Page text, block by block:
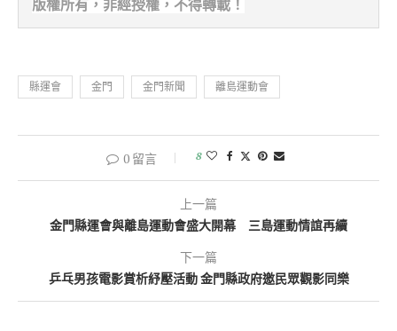
版權所有，非經授權，不得轉載！
縣運會 金門 金門新聞 離島運動會
0 留言 8
上一篇
金門縣運會與離島運動會盛大開幕 三島運動情誼再續
下一篇
乒乓男孩電影賞析紓壓活動 金門縣政府邀民眾觀影同樂